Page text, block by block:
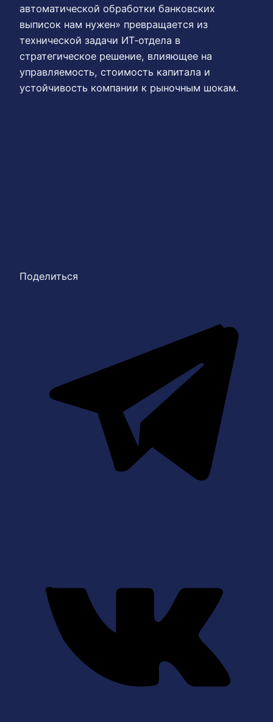
автоматической обработки банковских
выписок нам нужен» превращается из
технической задачи ИТ‑отдела в
стратегическое решение, влияющее на
управляемость, стоимость капитала и
устойчивость компании к рыночным шокам.
Поделиться